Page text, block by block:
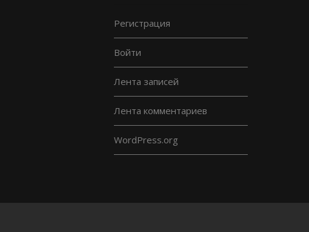
Регистрация
Войти
Лента записей
Лента комментариев
WordPress.org